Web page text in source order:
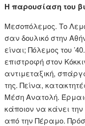
Η παρουσίαση του
Μεσοπόλεμος. Το
σαν δουλικό στην
είναι; Πόλεμος του
επιστροφή στον
αντιμεταξική,
της. Πείνα,
Μέση Ανατολή.
κάποιον να κάνει
από την Πέραμο.